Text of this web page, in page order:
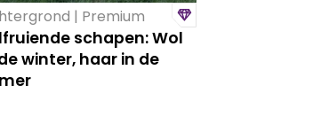
| Premium
schapen: Wol
winter, haar in de